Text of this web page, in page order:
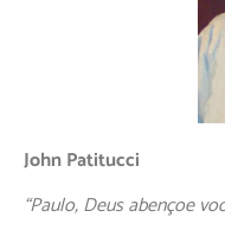
John Patitucci
“Paulo, Deus abençoe